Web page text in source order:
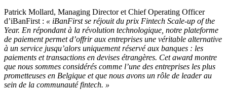
Patrick Mollard, Managing Director et Chief Operating Officer
d’iBanFirst : « iBanFirst se réjouit du prix Fintech Scale-up of the
Year. En répondant à la révolution technologique, notre plateforme
de paiement permet d’offrir aux entreprises une véritable alternative
à un service jusqu’alors uniquement réservé aux banques : les
paiements et transactions en devises étrangères. Cet award montre
que nous sommes considérés comme l’une des entreprises les plus
prometteuses en Belgique et que nous avons un rôle de leader au
sein de la communauté fintech. »